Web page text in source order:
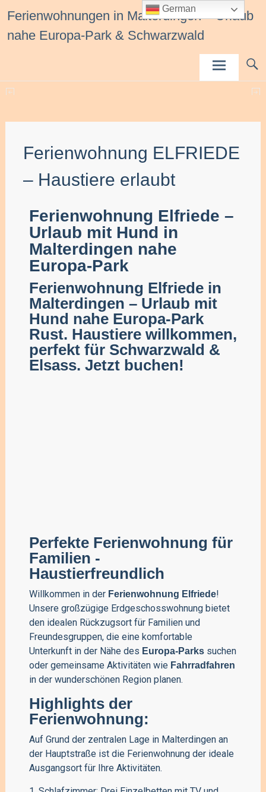
springen
Ferienwohnungen in Malterdingen – Urlaub
nahe Europa-Park & Schwarzwald
Ferienwohnung ELFRIEDE
– Haustiere erlaubt
Ferienwohnung Elfriede –
Urlaub mit Hund in
Malterdingen nahe
Europa-Park
Ferienwohnung Elfriede in
Malterdingen – Urlaub mit
Hund nahe Europa-Park
Rust. Haustiere willkommen,
perfekt für Schwarzwald &
Elsass. Jetzt buchen!
Perfekte Ferienwohnung für
Familien -
Haustierfreundlich
Willkommen in der Ferienwohnung Elfriede!
Unsere großzügige Erdgeschosswohnung bietet
den idealen Rückzugsort für Familien und
Freundesgruppen, die eine komfortable
Unterkunft in der Nähe des Europa-Parkssuchen
oder gemeinsame Aktivitäten wie Fahrradfahren
in der wunderschönen Region planen.
Highlights der
Ferienwohnung:
Auf Grund der zentralen Lage in Malterdingen an
der Hauptstraße ist die Ferienwohnung der ideale
Ausgangsort für Ihre Aktivitäten.
German